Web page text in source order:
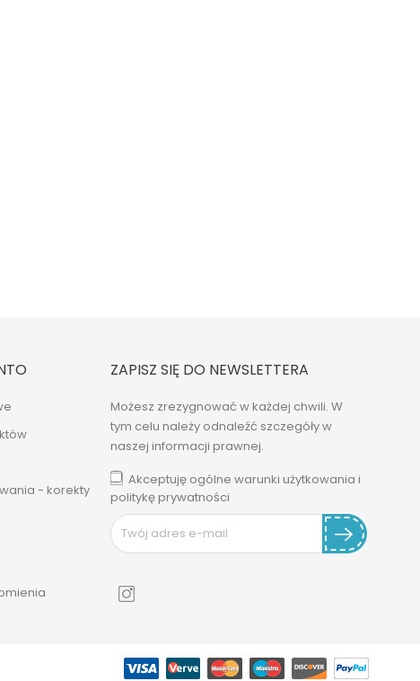
- korekty
ZAPISZ SIĘ DO NEWSLETTERA
Możesz zrezygnować w każdej chwili. W
tym celu należy odnaleźć szczegóły w
naszej informacji prawnej.
Akceptuję ogólne warunki użytkowania i
politykę prywatności